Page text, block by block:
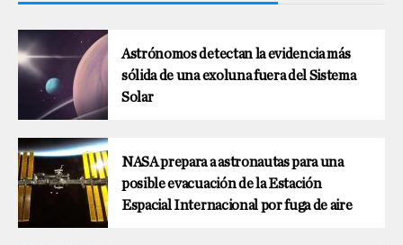
Astrónomos detectan la evidencia más
sólida de una exoluna fuera del Sistema
Solar
NASA prepara a astronautas para una
posible evacuación de la Estación
Espacial Internacional por fuga de aire